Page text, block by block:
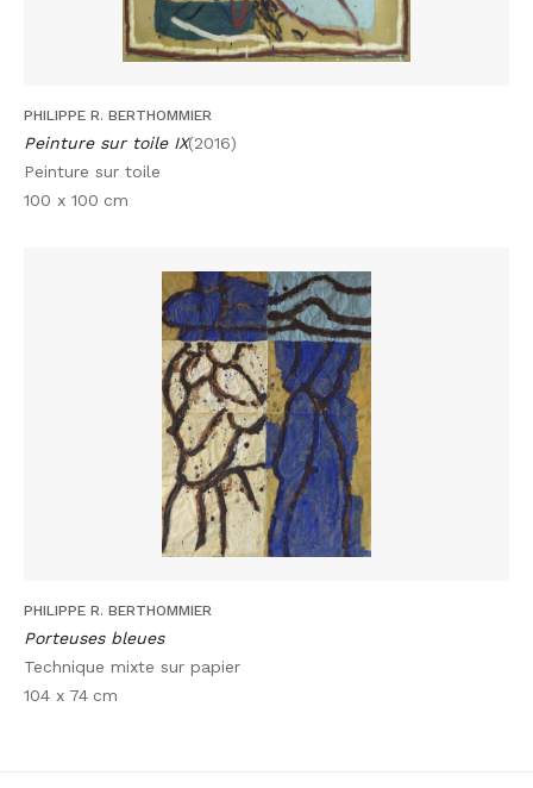
PHILIPPE R. BERTHOMMIER
Peinture sur toile IX(2016)
Peinture sur toile
100 x 100 cm
PHILIPPE R. BERTHOMMIER
Porteuses bleues
Technique mixte sur papier
104 x 74 cm